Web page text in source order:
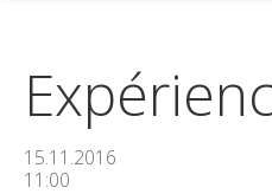
15.11.2016
11:00